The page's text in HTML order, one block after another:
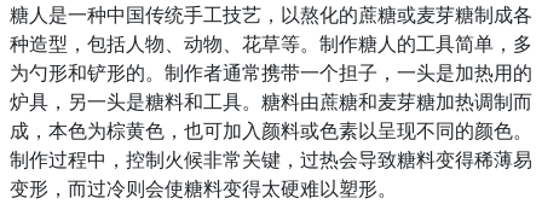
糖人是一种中国传统手工技艺，以熬化的蔗糖或麦芽糖制成各
种造型，包括人物、动物、花草等。制作糖人的工具简单，多
为勺形和铲形的。制作者通常携带一个担子，一头是加热用的
炉具，另一头是糖料和工具。糖料由蔗糖和麦芽糖加热调制而
成，本色为棕黄色，也可加入颜料或色素以呈现不同的颜色。
制作过程中，控制火候非常关键，过热会导致糖料变得稀薄易
变形，而过冷则会使糖料变得太硬难以塑形。